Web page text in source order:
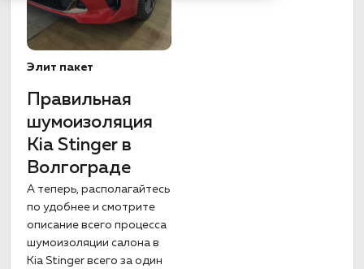
Элит пакет
Правильная
шумоизоляция
Kia Stinger в
Волгограде
А теперь, располагайтесь
по удобнее и смотрите
описание всего процесса
шумоизоляции салона в
Kia Stinger всего за один